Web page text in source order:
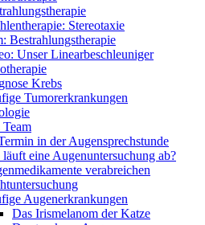
Stereotaxie
Bestrahlungstherapie
Unser Linearbeschleuniger
Krebs
Tumorerkrankungen
Team
in der Augensprechstunde
läuft eine Augenuntersuchung ab?
verabreichen
Augenerkrankungen
Das Irismelanom der Katze